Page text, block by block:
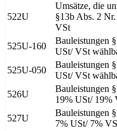
522U
Umsätze, die
§13b Abs. 2
VSt
525U-160
Bauleistungen
USt/ VSt
525U-050
Bauleistungen
USt/ VSt
526U
Bauleistungen
19% USt/ 19%
527U
Bauleistungen
7% USt/ 7%